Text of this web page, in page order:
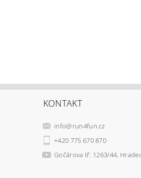
KONTAKT
info@run4fun.cz
+420 775 670 870
Gočárova tř. 1263/44,